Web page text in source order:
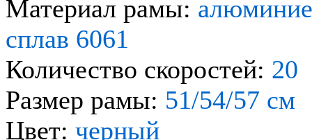
Материал рамы:
сплав 6061
Количество скоростей: 20
Размер рамы: 51/54/57 см
Цвет: черный